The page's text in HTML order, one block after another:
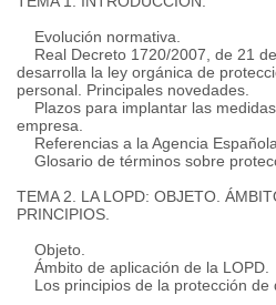
Evolución normativa.
Real Decreto 1720/2007, de 21
desarrolla la ley orgánica de
personal. Principales novedades.
Plazos para implantar las
empresa.
Referencias a la Agencia
Glosario de términos sobre
TEMA 2. LA LOPD: OBJETO.
PRINCIPIOS.
Objeto.
Ámbito de aplicación de la LOPD.
Los principios de la protección de